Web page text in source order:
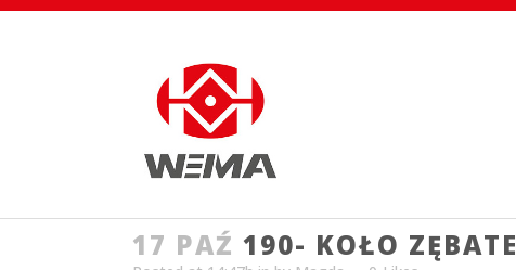
17 PAŹ 190- KOŁO ZĘBATE